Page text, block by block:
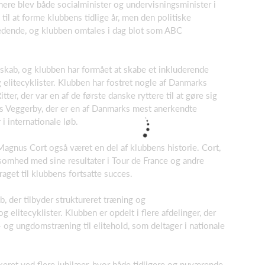
blev både socialminister og undervisningsminister i
at forme klubbens tidlige år, men den politiske
og klubben omtales i dag blot som ABC
og klubben har formået at skabe et inkluderende
Klubben har fostret nogle af Danmarks
der var en af de første danske ryttere til at gøre sig
der er en af Danmarks mest anerkendte
internationale løb.
Cort også været en del af klubbens historie. Cort,
med sine resultater i Tour de France og andre
til klubbens fortsatte succes.
der tilbyder struktureret træning og
elitecyklister. Klubben er opdelt i flere afdelinger, der
ungdomstræning til elitehold, som deltager i nationale